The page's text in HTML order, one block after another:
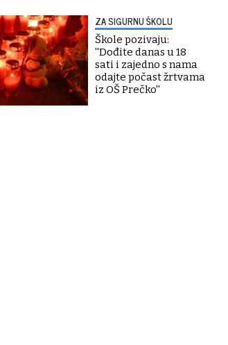
ZA SIGURNU ŠKOLU
Škole pozivaju:
''Dođite danas u 18
sati i zajedno s nama
odajte počast žrtvama
iz OŠ Prečko''